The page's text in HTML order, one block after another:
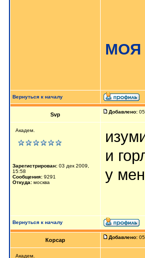
МОЯ
Вернуться к началу
Svp Добавлено:
Академ.
Зарегистрирован: 03 дек 2009,
15:58
Сообщения: 9291
Откуда: москва
и
у
Вернуться к началу
Корсар Добавлено:
Aкaдeм.